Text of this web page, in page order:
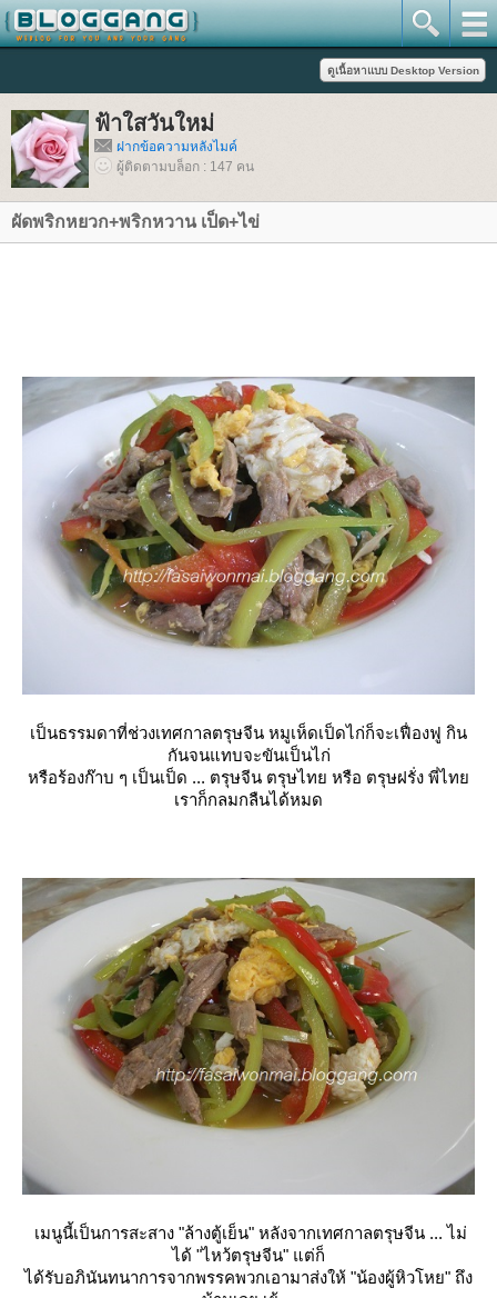
ฟ้าใสวันใหม่
ฝากข้อความหลังไมค์
ผู้ติดตามบล็อก : 147 คน
ผัดพริกหยวก+พริกหวาน เป็ด+ไข่
เป็นธรรมดาที่ช่วงเทศกาลตรุษจีน หมูเห็ดเป็ดไก่ก็จะเฟื่องฟู กิน
กันจนแทบจะขันเป็นไก่
หรือร้องก๊าบ ๆ เป็นเป็ด ... ตรุษจีน ตรุษไทย หรือ ตรุษฝรั่ง พี่ไท
เราก็กลมกลืนได้หมด
เมนูนี้เป็นการสะสาง "ล้างตู้เย็น" หลังจากเทศกาลตรุษจีน ... ไม่
ได้ "ไหว้ตรุษจีน" แต่ก็
ได้รับอภินันทนาการจากพรรคพวกเอามาส่งให้ "น้องผู้หิวโหย" ถึง